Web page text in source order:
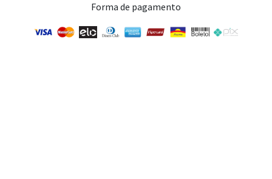
Forma de pagamento